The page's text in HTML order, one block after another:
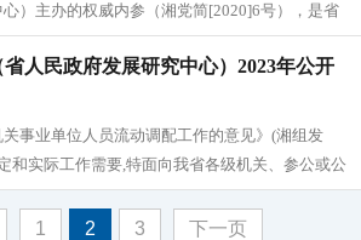
）主办的权威内参（湘党简[2020]6号），是省
人民政府发展研究中心）2023年公开
事业单位人员流动调配工作的意见》(湘组发
和实际工作需要,特面向我省各级机关、参公或公
1 2 3 下一页